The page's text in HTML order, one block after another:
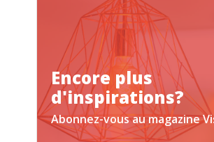
Encore plus
d'inspirations?
Abonnez-vous au magazine